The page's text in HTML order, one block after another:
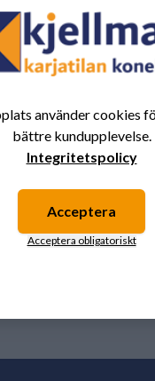
5) Totalt 0 Recensioner
använder cookies
bättre kundupplevelse.
Integritetspolicy
Acceptera
Acceptera obligatoriskt